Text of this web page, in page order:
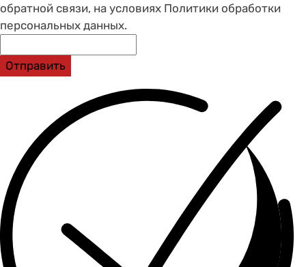
обратной связи, на условиях Политики обработки
персональных данных.
Отправить